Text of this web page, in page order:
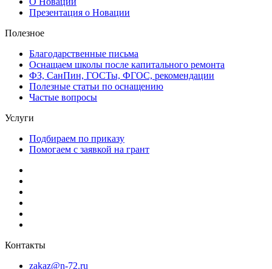
Презентация о Новации
Полезное
Благодарственные письма
Оснащаем школы после капитального ремонта
ФЗ, СанПин, ГОСТы, ФГОС, рекомендации
Полезные статьи по оснащению
Частые вопросы
Услуги
Подбираем по приказу
Помогаем с заявкой на грант
Контакты
zakaz@n-72.ru